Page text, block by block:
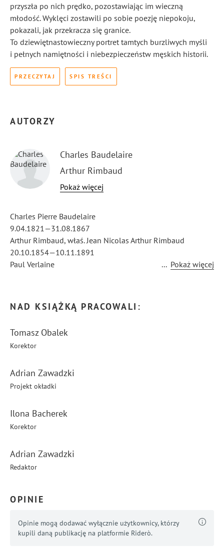
przyszła po nich prędko, pozostawiając im wieczną
młodość. Wyklęci zostawili po sobie poezję niepokoju,
pokazali, jak przekracza się granice.
To dziewiętnastowieczny portret tamtych burzliwych myśli
i pełnych namiętności i niebezpieczeństw męskich historii.
PRZECZYTAJ SPIS TREŚCI
AUTORZY
Charles Baudelaire
Arthur Rimbaud
Paul Verlaine
Pokaż więcej
Charles Pierre Baudelaire
9.04.1821—31.08.1867
Arthur Rimbaud, właś. Jean Nicolas Arthur Rimbaud
20.10.1854—10.11.1891
Paul Verlaine
... Pokaż więcej
NAD KSIĄŻKĄ PRACOWALI:
Tomasz Obalek
Korektor
Adrian Zawadzki
Projekt okładki
Ilona Bacherek
Korektor
Adrian Zawadzki
Redaktor
OPINIE
Opinie mogą dodawać wyłącznie użytkownicy, którzy
kupili daną publikację na platformie Riderò.